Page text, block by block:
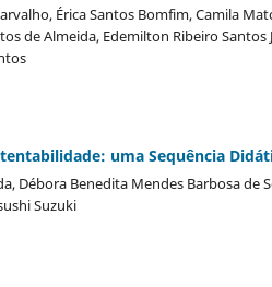
Érica Santos Bomfim, Camila
de Almeida, Edemilton Ribeiro Santos
uma Sequência
Débora Benedita Mendes Barbosa de
Suzuki